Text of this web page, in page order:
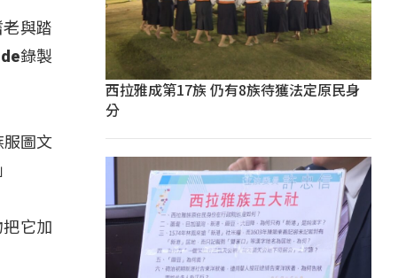
與踏
錄製
服圖文
它加
西拉雅成第17族 仍有8族待獲法定原民身
分